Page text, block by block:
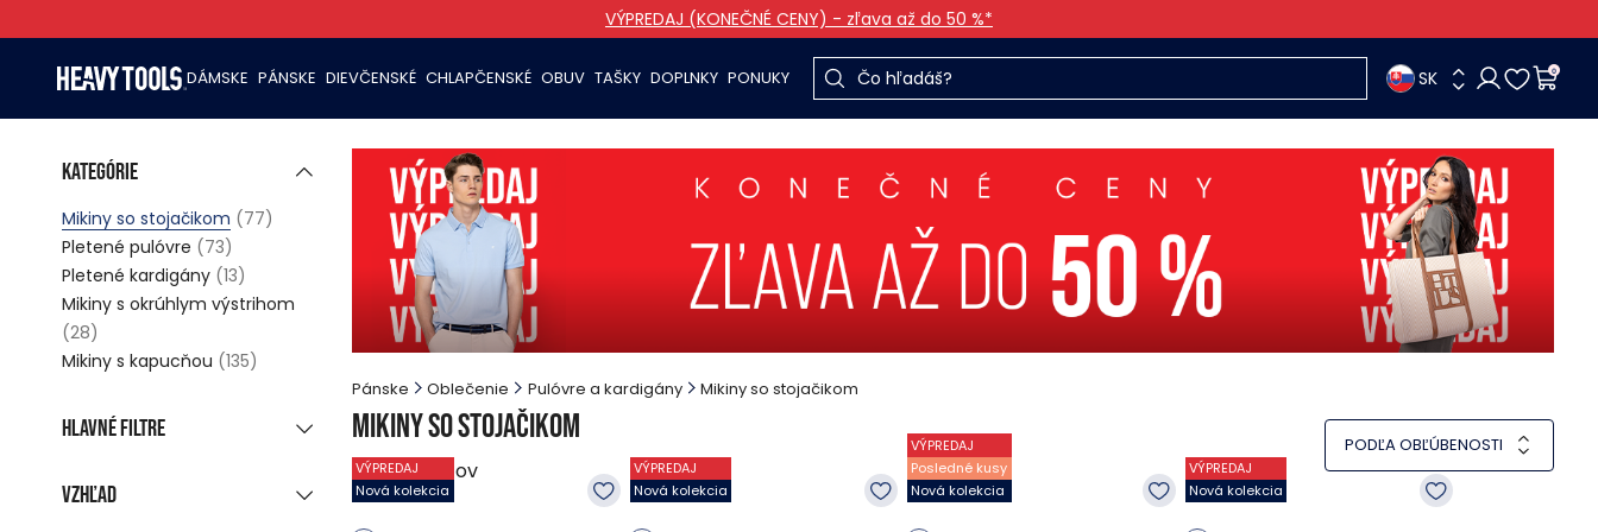
VÝPREDAJ (KONEČNÉ CENY) - zľava až do 50 %*
DÁMSKE PÁNSKE DIEVČENSKÉ CHLAPČENSKÉ OBUV TAŠKY DOPLNKY PONUKY SK 0
Pánske Oblečenie Pulóvre a kardigány Mikiny so stojačikom
Mikiny so stojačikom
77produktov
PODĽA OBĽÚBENOSTI
VÝPREDAJ
Nová kolekcia
VÝPREDAJ
Nová kolekcia
VÝPREDAJ
Posledné kusy
Nová kolekcia
VÝPREDAJ
Nová kolekcia
Kategórie
Mikiny so stojačikom (77)
Pletené pulóvre (73)
Pletené kardigány (13)
Mikiny s okrúhlym výstrihom
(28)
Mikiny s kapucňou (135)
Hlavné filtre
Vzhľad